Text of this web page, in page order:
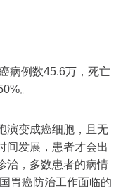
病例数45.6万，死亡
。
演变成癌细胞，且无
间发展，患者才会出
治，多数患者的病情
胃癌防治工作面临的